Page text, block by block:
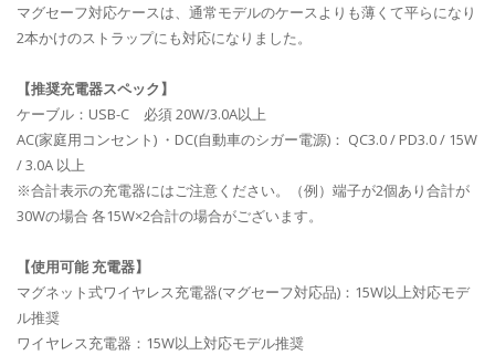
マグセーフ対応ケースは、通常モデルのケースよりも薄くて平らになり
2本かけのストラップにも対応になりました。
【推奨充電器スペック】
ケーブル：USB-C 必須 20W/3.0A以上
AC(家庭用コンセント) ・DC(自動車のシガー電源)： QC3.0 / PD3.0 / 15W
/ 3.0A 以上
※合計表示の充電器にはご注意ください。（例）端子が2個あり合計が
30Wの場合 各15W×2合計の場合がございます。
【使用可能 充電器】
マグネット式ワイヤレス充電器(マグセーフ対応品)：15W以上対応モデ
ル推奨
ワイヤレス充電器：15W以上対応モデル推奨